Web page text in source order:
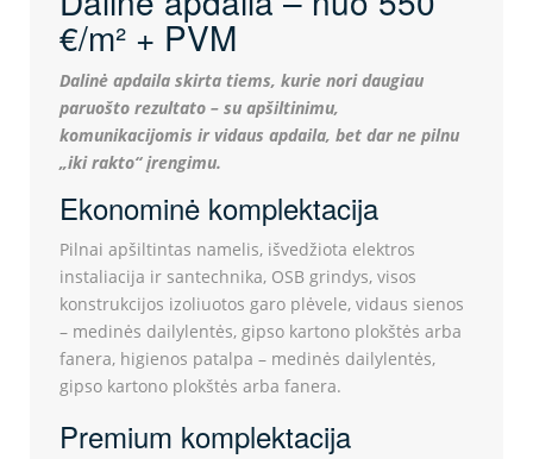
€/m² + PVM
Dalinė apdaila skirta tiems, kurie nori daugiau
paruošto rezultato – su apšiltinimu,
komunikacijomis ir vidaus apdaila, bet dar ne pilnu
„iki rakto“ įrengimu.
Ekonominė komplektacija
Pilnai apšiltintas namelis, išvedžiota elektros
instaliacija ir santechnika, OSB grindys, visos
konstrukcijos izoliuotos garo plėvele, vidaus sienos
– medinės dailylentės, gipso kartono plokštės arba
fanera, higienos patalpa – medinės dailylentės,
gipso kartono plokštės arba fanera.
Premium komplektacija